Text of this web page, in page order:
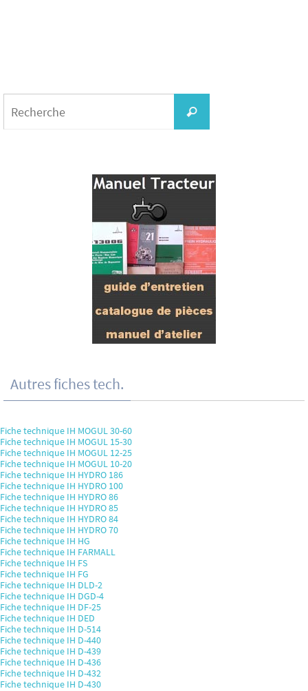
Recherche
Autres fiches tech.
Fiche technique IH MOGUL 30-60
Fiche technique IH MOGUL 15-30
Fiche technique IH MOGUL 12-25
Fiche technique IH MOGUL 10-20
Fiche technique IH HYDRO 186
Fiche technique IH HYDRO 100
Fiche technique IH HYDRO 86
Fiche technique IH HYDRO 85
Fiche technique IH HYDRO 84
Fiche technique IH HYDRO 70
Fiche technique IH HG
Fiche technique IH FARMALL
Fiche technique IH FS
Fiche technique IH FG
Fiche technique IH DLD-2
Fiche technique IH DGD-4
Fiche technique IH DF-25
Fiche technique IH DED
Fiche technique IH D-514
Fiche technique IH D-440
Fiche technique IH D-439
Fiche technique IH D-436
Fiche technique IH D-432
Fiche technique IH D-430